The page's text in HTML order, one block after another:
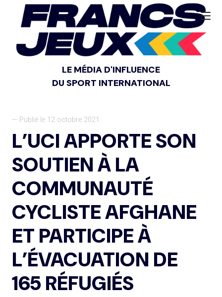
LE MÉDIA D'INFLUENCE
DU SPORT INTERNATIONAL
— Publié le 12 octobre 2021
L’UCI APPORTE SON
SOUTIEN À LA
COMMUNAUTÉ
CYCLISTE AFGHANE
ET PARTICIPE À
L’ÉVACUATION DE
165 RÉFUGIÉS